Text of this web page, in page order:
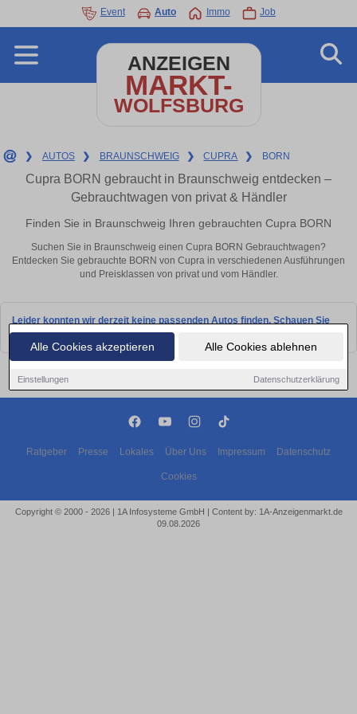
Alle Cookies akzeptieren Alle Cookies ablehnen
Einstellungen Datenschutzerklärung
Event Auto Immo Job
ANZEIGEN
MARKT-
WOLFSBURG
❯ AUTOS ❯ BRAUNSCHWEIG ❯ CUPRA ❯ BORN
Cupra BORN gebraucht in Braunschweig entdecken –
Gebrauchtwagen von privat & Händler
Finden Sie in Braunschweig Ihren gebrauchten Cupra BORN
Suchen Sie in Braunschweig einen Cupra BORN Gebrauchtwagen?
Entdecken Sie gebrauchte BORN von Cupra in verschiedenen Ausführungen
und Preisklassen von privat und vom Händler.
Leider konnten wir derzeit keine passenden Autos finden. Schauen Sie
bald wieder vorbei!
Ratgeber Presse Lokales Über Uns Impressum Datenschutz
Cookies
Copyright © 2000 - 2026 | 1A Infosysteme GmbH | Content by: 1A-Anzeigenmarkt.de
09.08.2026